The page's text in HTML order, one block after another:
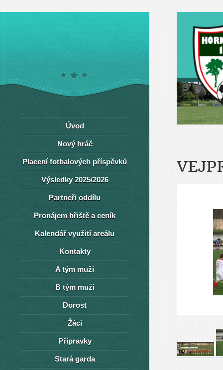
Úvod
Nový hráč
Placení fotbalových příspěvků
Výsledky 2025/2026
Partneři oddílu
Pronájem hřiště a ceník
Kalendář využití areálu
Kontakty
A tým muži
B tým muži
Dorost
Žáci
Přípravky
Stará garda